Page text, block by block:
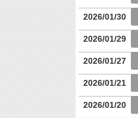
2026/01/30
2026/01/29
2026/01/27
2026/01/21
2026/01/20